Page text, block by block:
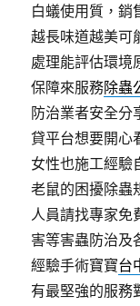
白蟻使用質，銷
越長味道越美可
處理能評估環境
保障來服務除蟲
防治業者安全分
貸平台想要開心
女性也施工經驗
老鼠的困擾除蟲
人員請找專家免
害等害蟲防治及
經驗手術寶寶台
有最堅強的服務